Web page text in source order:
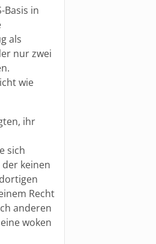
Basis in
als
nur zwei
wie
ihr
sich
der keinen
Recht
anderen
woken